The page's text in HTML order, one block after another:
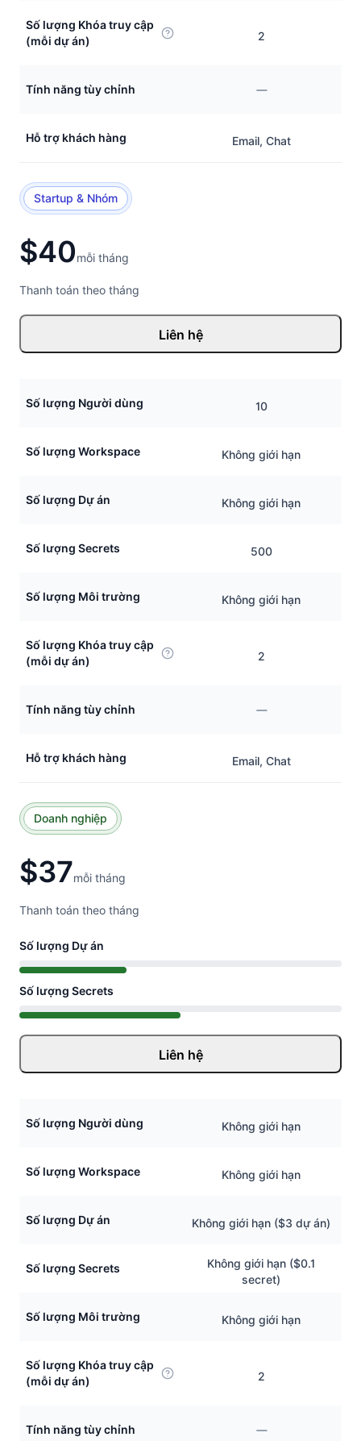
Số lượng Khóa truy cập
(mỗi dự án)
2
Tính năng tùy chỉnh
Hỗ trợ khách hàng Email, Chat
Startup & Nhóm
$40mỗi tháng
Thanh toán theo tháng
Liên hệ
Số lượng Người dùng 10
Số lượng Workspace Không giới hạn
Số lượng Dự án Không giới hạn
Số lượng Secrets 500
Số lượng Môi trường Không giới hạn
Số lượng Khóa truy cập
(mỗi dự án)
2
Tính năng tùy chỉnh
Hỗ trợ khách hàng Email, Chat
Doanh nghiệp
$37mỗi tháng
Thanh toán theo tháng
Số lượng Dự án
Số lượng Secrets
Liên hệ
Số lượng Người dùng Không giới hạn
Số lượng Workspace Không giới hạn
Số lượng Dự án Không giới hạn ($3 dự án)
Số lượng Secrets
Không giới hạn ($0.1
secret)
Số lượng Môi trường Không giới hạn
Số lượng Khóa truy cập
(mỗi dự án)
2
Tính năng tùy chỉnh